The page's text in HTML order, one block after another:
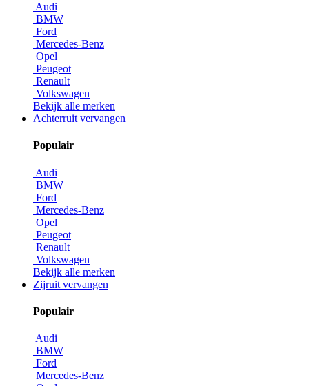
Audi
BMW
Ford
Mercedes-Benz
Opel
Peugeot
Renault
Volkswagen
Bekijk alle merken
Achterruit vervangen
Populair
Audi
BMW
Ford
Mercedes-Benz
Opel
Peugeot
Renault
Volkswagen
Bekijk alle merken
Zijruit vervangen
Populair
Audi
BMW
Ford
Mercedes-Benz